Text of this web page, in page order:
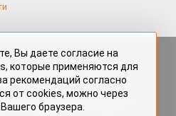
размещённые на портале
нештатными авторами
авторского права. Полное или
размещённых на портале
с письменного согласия редакции
Вы даете согласие на
которые применяются для
рекомендаций согласно
от cookies, можно через
браузера.